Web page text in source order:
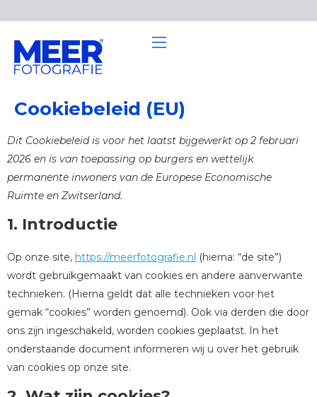
Cookiebeleid (EU)
Dit Cookiebeleid is voor het laatst bijgewerkt op 2 februari
2026 en is van toepassing op burgers en wettelijk
permanente inwoners van de Europese Economische
Ruimte en Zwitserland.
1. Introductie
Op onze site, https://meerfotografie.nl (hierna: “de site”)
wordt gebruikgemaakt van cookies en andere aanverwante
technieken. (Hierna geldt dat alle technieken voor het
gemak “cookies” worden genoemd). Ook via derden die door
ons zijn ingeschakeld, worden cookies geplaatst. In het
onderstaande document informeren wij u over het gebruik
van cookies op onze site.